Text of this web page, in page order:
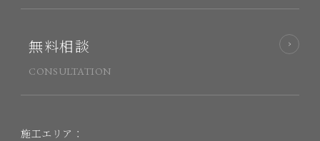
無料相談
CONSULTATION
施工エリア：